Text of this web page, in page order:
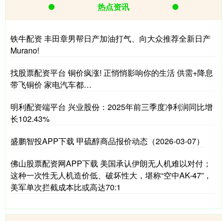
热点资讯
铁牛配资 丰田章男帮日产加油打气、向大众推荐全新日产
Murano!
找股票配资平台 铜价疯涨! 正悄悄影响你的生活 供需+降息
带飞铜价 家电汽车都…
明利配资端平台 兴业股份：2025年前三季度净利润同比增
长102.43%
盛鹏智投APP下载 甲硫醇商品报价动态（2026-03-07）
佛山股票配资网APP下载 美国承认伊朗无人机难以对付；
这种一次性无人机造价低、破坏性大，堪称“空中AK-47”，
美军单次拦截成本比或高达70:1